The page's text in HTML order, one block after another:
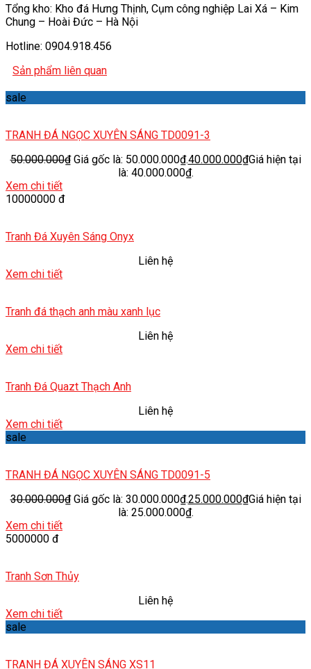
Tổng kho: Kho đá Hưng Thịnh, Cụm công nghiệp Lai Xá – Kim
Chung – Hoài Đức – Hà Nội
Hotline: 0904.918.456
Sản phẩm liên quan
sale
TRANH ĐÁ NGỌC XUYÊN SÁNG TD0091-3
50.000.000₫ Giá gốc là: 50.000.000₫.40.000.000₫Giá hiện tại
là: 40.000.000₫.
Xem chi tiết
10000000 đ
Tranh Đá Xuyên Sáng Onyx
Liên hệ
Xem chi tiết
Tranh đá thạch anh màu xanh lục
Liên hệ
Xem chi tiết
Tranh Đá Quazt Thạch Anh
Liên hệ
Xem chi tiết
sale
TRANH ĐÁ NGỌC XUYÊN SÁNG TD0091-5
30.000.000₫ Giá gốc là: 30.000.000₫.25.000.000₫Giá hiện tại
là: 25.000.000₫.
Xem chi tiết
5000000 đ
Tranh Sơn Thủy
Liên hệ
Xem chi tiết
sale
TRANH ĐÁ XUYÊN SÁNG XS11